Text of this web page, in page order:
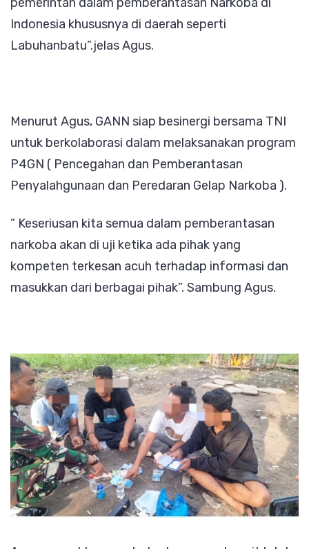
Indonesia khususnya di daerah seperti
Labuhanbatu”.jelas Agus.
Menurut Agus, GANN siap besinergi bersama TNI
untuk berkolaborasi dalam melaksanakan program
P4GN ( Pencegahan dan Pemberantasan
Penyalahgunaan dan Peredaran Gelap Narkoba ).
” Keseriusan kita semua dalam pemberantasan
narkoba akan di uji ketika ada pihak yang
kompeten terkesan acuh terhadap informasi dan
masukkan dari berbagai pihak”. Sambung Agus.